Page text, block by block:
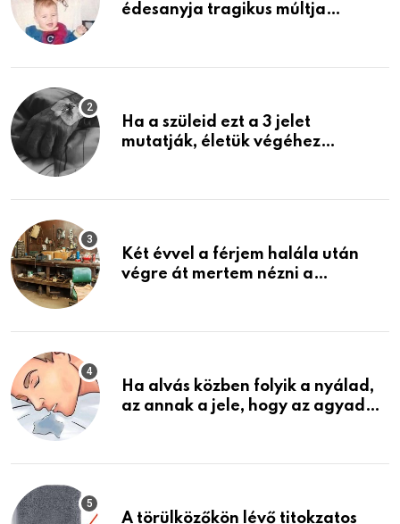
édesanyja tragikus múltja
Ha a szüleid ezt a 3 jelet
mutatják, életük végéhez
Két évvel a férjem halála után
végre át mertem nézni a
életemet
Ha alvás közben folyik a nyálad,
az annak a jele, hogy az agyad…
A törülközőkön lévő titokzatos